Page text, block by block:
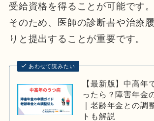
受給資格を得ることが可能です。
そのため、医師の診断書や治療
りと提出することが重要です。
あわせて読みたい
【最新版】中高年
ったら？障害年金
｜老齢年金との調
トも解説